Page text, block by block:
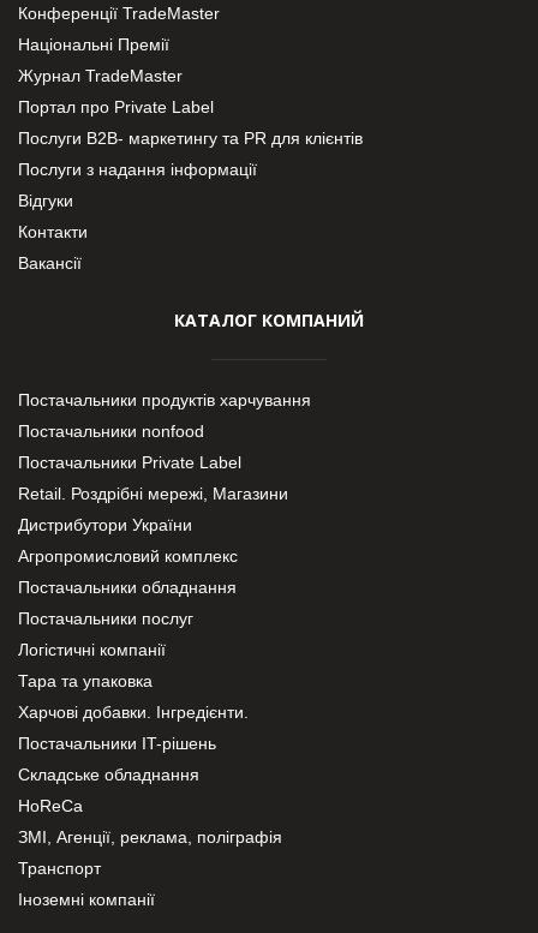
Конференції TradeMaster
Національні Премії
Журнал TradeMaster
Портал про Private Label
Послуги В2В- маркетингу та PR для клієнтів
Послуги з надання інформації
Відгуки
Контакти
Вакансії
КАТАЛОГ КОМПАНИЙ
Постачальники продуктів харчування
Постачальники nonfood
Постачальники Private Label
Retail. Роздрібні мережі, Магазини
Дистрибутори України
Агропромисловий комплекс
Постачальники обладнання
Постачальники послуг
Логістичні компанії
Тара та упаковка
Харчові добавки. Інгредієнти.
Постачальники IT-рішень
Складське обладнання
HoReCa
ЗМІ, Агенції, реклама, поліграфія
Транспорт
Іноземні компанії